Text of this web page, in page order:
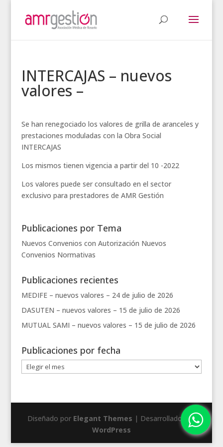
INTERCAJAS – nuevos
valores –
Se han renegociado los valores de grilla de aranceles y
prestaciones moduladas con la Obra Social
INTERCAJAS
Los mismos tienen vigencia a partir del 10 -2022
Los valores puede ser consultado en el sector
exclusivo para prestadores de AMR Gestión
Publicaciones por Tema
Nuevos Convenios con Autorización Nuevos
Convenios Normativas
Publicaciones recientes
MEDIFE – nuevos valores – 24 de julio de 2026
DASUTEN – nuevos valores – 15 de julio de 2026
MUTUAL SAMI – nuevos valores – 15 de julio de 2026
Publicaciones por fecha
Publicaciones
por
Diseñado por Elegant Themes | Desarrollado por
WordPress